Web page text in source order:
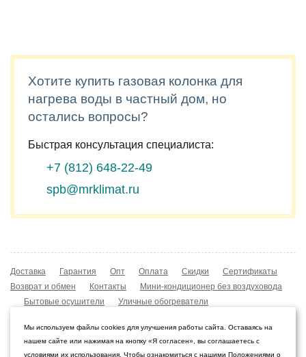
Хотите купить газовая колонка для
нагрева воды в частный дом, но
остались вопросы?
Быстрая консультация специалиста:
+7 (812) 648-22-49
spb@mrklimat.ru
Доставка Гарантия Опт Оплата Скидки
Сертификаты
Возврат и обмен
Контакты
Мини-кондиционер без воздуховода
Бытовые осушители
Уличные обогреватели
Охладители воздуха
Конвекторы NOBO
Мы используем файлы cookies для улучшения работы сайта. Оставаясь на
нашем сайте или нажимая на кнопку «Я согласен», вы соглашаетесь с
условиями их использования. Чтобы ознакомиться с нашими Положениями о